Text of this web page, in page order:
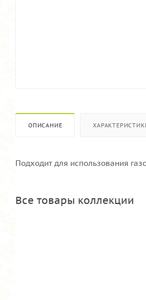
ОПИСАНИЕ
Подходит для использования
Все товары коллекции